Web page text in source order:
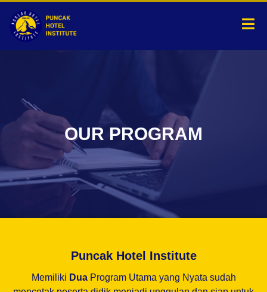
konten
OUR PROGRAM
Puncak Hotel Institute
Memiliki DuaProgram Utama yang Nyata sudah